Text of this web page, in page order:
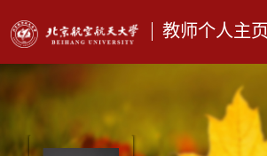
教师个人主页